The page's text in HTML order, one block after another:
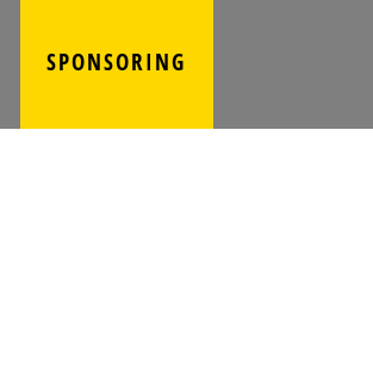
SPONSORING